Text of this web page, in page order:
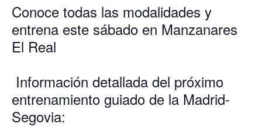
Conoce todas las modalidades y
entrena este sábado en Manzanares
El Real
Información detallada del próximo
entrenamiento guiado de la Madrid-
Segovia: